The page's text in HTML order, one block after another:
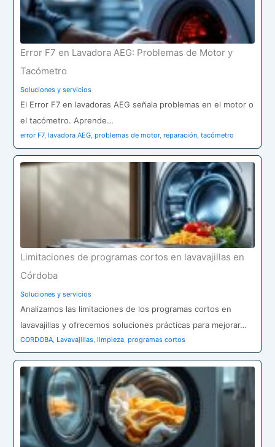
Error F7 en Lavadora AEG: Problemas de Motor y
Tacómetro
Soluciones y servicios
El Error F7 en lavadoras AEG señala problemas en el motor o
el tacómetro. Aprende…
error F7,lavadora AEG,problemas de motor,reparación,tacómetro
Limitaciones de programas cortos en lavavajillas en
Córdoba
Soluciones y servicios
Analizamos las limitaciones de los programas cortos en
lavavajillas y ofrecemos soluciones prácticas para mejorar…
CORDOBA, Lavavajillas,limpieza,programas cortos